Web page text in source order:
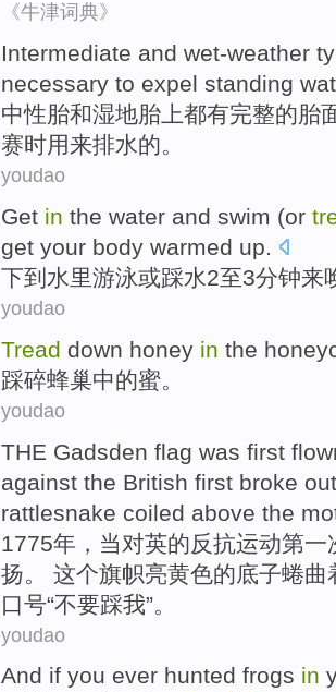
《牛津词典》
Intermediate and wet-weather
necessary to expel standing
中性胎和湿地胎上都有完整的胎
赛时用来排水的。
youdao
Get in the water and swim (or
get your body warmed up.
下到 水里游泳或踩水2至3分钟来
youdao
Tread down honey in the
踩碎蜂巢中的蜜。
youdao
THE Gadsden flag was first
against the British first broke out
rattlesnake coiled above the
1775年， 当对英的反抗运动第一
扬 。 这个旗帜亮黄色的底子蜷曲
口号“不要踩我”。
youdao
And if you ever hunted frogs in